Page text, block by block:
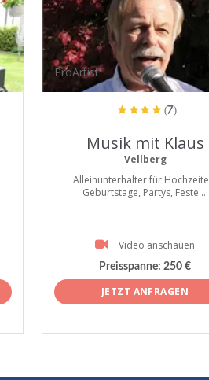
ProArtist
(7)
Musik mit Klaus
Vellberg
Alleinunterhalter für
Geburtstage, Partys, Feste ...
Video anschauen
Preisspanne: 250 €
JETZT ANFRAGEN